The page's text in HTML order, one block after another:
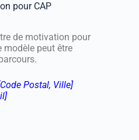
pour CAP
de motivation pour
modèle peut être
Postal, Ville]